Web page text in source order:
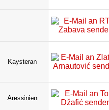
Kaysteran
Aressinien